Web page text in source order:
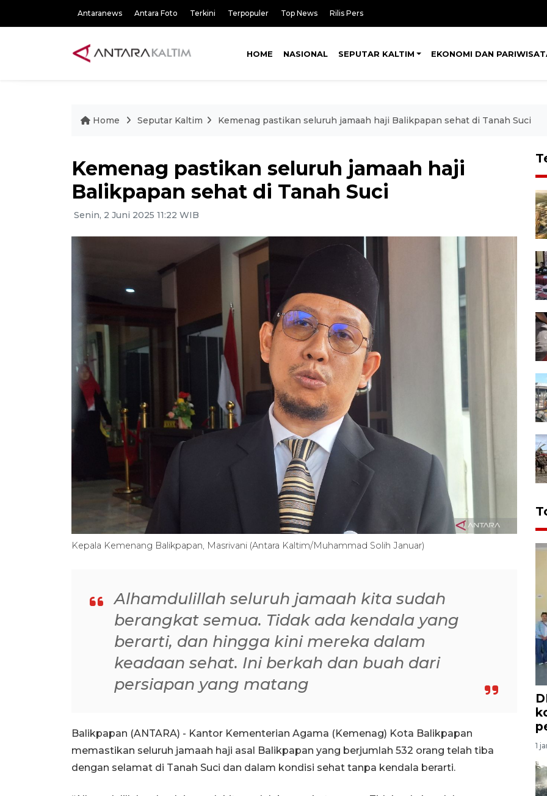
Antaranews Antara Foto Terkini Terpopuler Top News Rilis Pers
HOME NASIONAL SEPUTAR KALTIM EKONOMI DAN
Home Seputar Kaltim Kemenag pastikan seluruh jamaah haji Balikpapan sehat di Tanah Suci
Kemenag pastikan seluruh jamaah haji
Balikpapan sehat di Tanah Suci
Senin, 2 Juni 2025 11:22 WIB
Kepala Kemenang Balikpapan, Masrivani (Antara Kaltim/Muhammad Solih Januar)
Alhamdulillah seluruh jamaah kita sudah
berangkat semua. Tidak ada kendala yang
berarti, dan hingga kini mereka dalam
keadaan sehat. Ini berkah dan buah dari
persiapan yang matang
Balikpapan (ANTARA) - Kantor Kementerian Agama (Kemenag) Kota Balikpapan
memastikan seluruh jamaah haji asal Balikpapan yang berjumlah 532 orang telah tiba
dengan selamat di Tanah Suci dan dalam kondisi sehat tanpa kendala berarti.
1